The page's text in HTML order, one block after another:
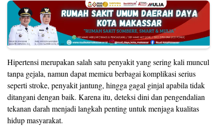
Hipertensi merupakan salah satu penyakit yang sering kali muncul
tanpa gejala, namun dapat memicu berbagai komplikasi serius
seperti stroke, penyakit jantung, hingga gagal ginjal apabila tidak
ditangani dengan baik. Karena itu, deteksi dini dan pengendalian
tekanan darah menjadi langkah penting untuk menjaga kualitas
hidup masyarakat.